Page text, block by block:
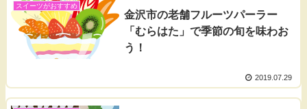
スイーツがおすすめ
金沢市の老舗フルーツパーラー
「むらはた」で季節の旬を味わお
う！
2019.07.29